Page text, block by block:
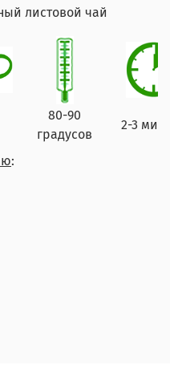
листовой чай
:
80-90
градусов
2-3